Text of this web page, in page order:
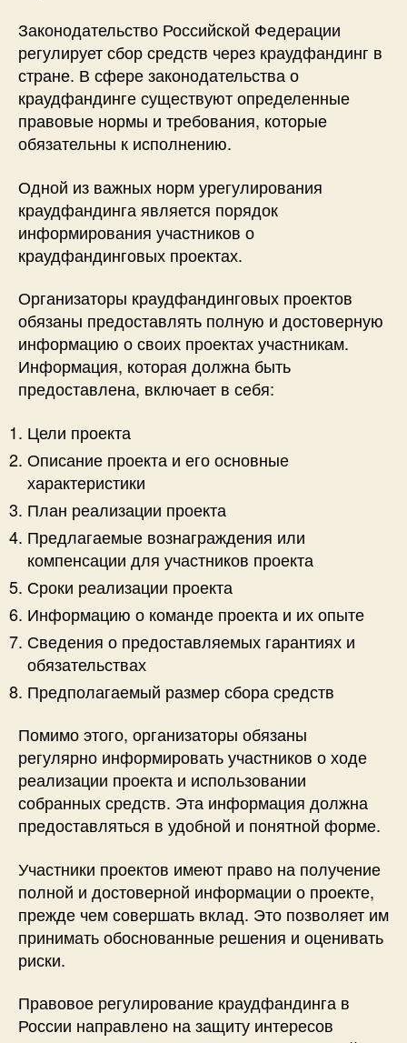
Законодательство Российской Федерации
регулирует сбор средств через краудфандинг в
стране. В сфере законодательства о
краудфандинге существуют определенные
правовые нормы и требования, которые
обязательны к исполнению.
Одной из важных норм урегулирования
краудфандинга является порядок
информирования участников о
краудфандинговых проектах.
Организаторы краудфандинговых проектов
обязаны предоставлять полную и достоверную
информацию о своих проектах участникам.
Информация, которая должна быть
предоставлена, включает в себя:
Цели проекта
Описание проекта и его основные
характеристики
План реализации проекта
Предлагаемые вознаграждения или
компенсации для участников проекта
Сроки реализации проекта
Информацию о команде проекта и их опыте
Сведения о предоставляемых гарантиях и
обязательствах
Предполагаемый размер сбора средств
Помимо этого, организаторы обязаны
регулярно информировать участников о ходе
реализации проекта и использовании
собранных средств. Эта информация должна
предоставляться в удобной и понятной форме.
Участники проектов имеют право на получение
полной и достоверной информации о проекте,
прежде чем совершать вклад. Это позволяет им
принимать обоснованные решения и оценивать
риски.
Правовое регулирование краудфандинга в
России направлено на защиту интересов